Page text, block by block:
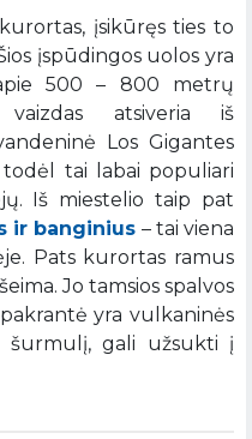
įsikūręs ties to
įspūdingos uolos yra
500 – 800 metrų
atsiveria iš
Los Gigantes
tai labai populiari
Iš miestelio taip pat
ir banginius – tai viena
Pats kurortas ramus
Jo tamsios spalvos
yra vulkaninės
šurmulį, gali užsukti į